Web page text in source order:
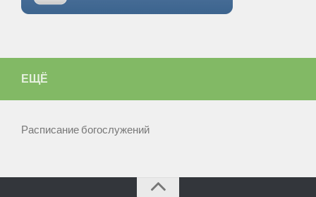
ЕЩЁ
Расписание богослужений